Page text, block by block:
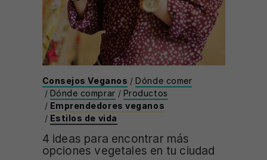
Consejos Veganos / Dónde comer
/ Dónde comprar / Productos
/ Emprendedores veganos
/ Estilos de vida
4 ideas para encontrar más
opciones vegetales en tu ciudad